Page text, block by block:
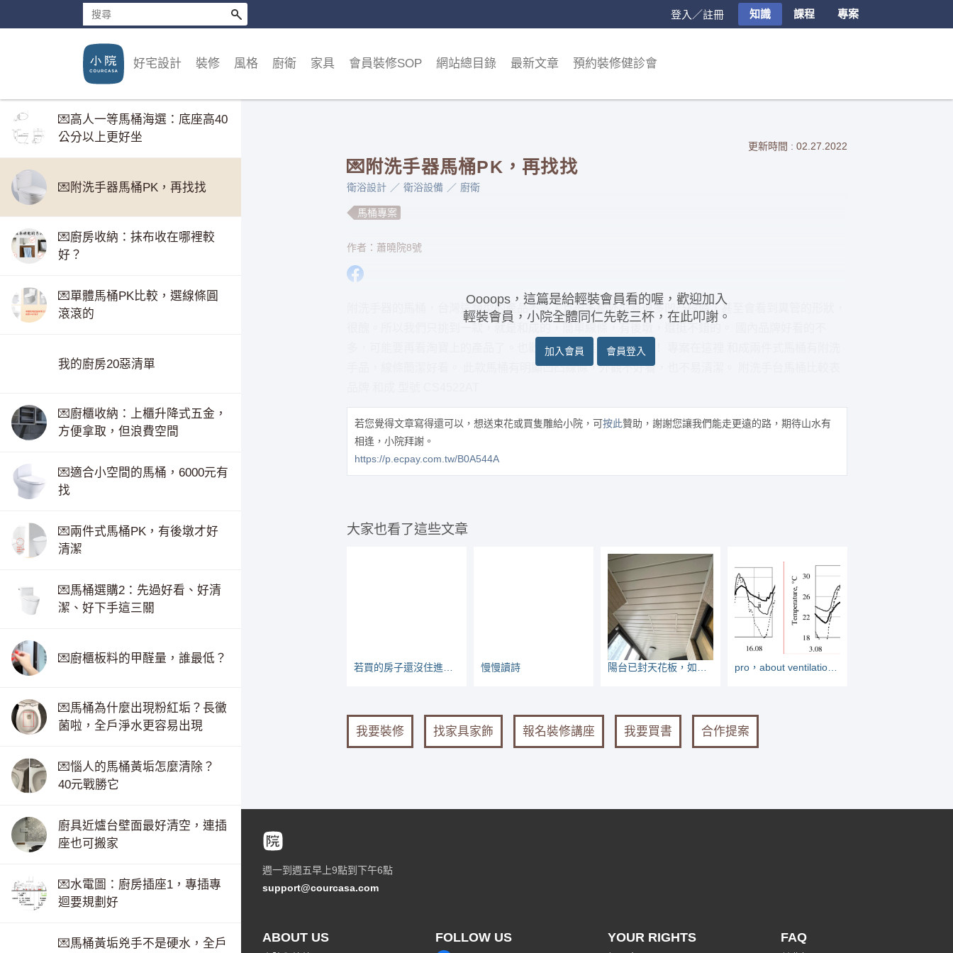
登入／註冊 知識 課程 專案
好宅設計 裝修 風格 廚衛 家具 會員裝修SOP 網站總目錄 最新文章 預約裝修健診會
馬桶釉料大比拼，便宜的也好清
香港會員開箱：廚房設計暖心分
💌高人一等馬桶海選：底座高40
公分以上更好坐
💌附洗手器馬桶PK，再找找
💌廚房收納：抺布收在哪裡較
好？
💌單體馬桶PK比較，選線條圓
滾滾的
我的廚房20惡清單
💌廚櫃收納：上櫃升降式五金，
方便拿取，但浪費空間
💌適合小空間的馬桶，6000元有
找
💌兩件式馬桶PK，有後墩才好
清潔
💌馬桶選購2：先過好看、好清
潔、好下手這三關
💌廚櫃板料的甲醛量，誰最低？
💌馬桶為什麼出現粉紅垢？長黴
菌啦，全戶淨水更容易出現
💌惱人的馬桶黃垢怎麼清除？
40元戰勝它
廚具近爐台壁面最好清空，連插
座也可搬家
💌水電圖：廚房插座1，專插專
迴要規劃好
💌馬桶黃垢兇手不是硬水，全戶
更新時間 : 02.27.2022
💌附洗手器馬桶PK，再找找
衛浴設計 衛浴設備 廚衛
馬桶專案
作者：蕭曉院8號
附洗手器的馬桶，台灣這類型的產品不多，且很多都外型有很多凹凸線條，甚至會看到糞管的形狀，
多，可能要再看淘寶上的產品了。也歡迎會員們推薦給我們喔！ 專案在這裡 和成兩件式馬桶有附洗
手品，線條簡潔好看。 此款馬桶有明顯凹凸線條，外觀不好看，也不易清潔。 附洗手台馬桶比較表
Oooops，這篇是給輕裝會員看的喔，歡迎加入
輕裝會員，小院全體同仁先乾三杯，在此叩謝。
加入會員 會員登入
若您覺得文章寫得還可以，想送束花或買隻雕給小院，可按此贊助，謝謝您讓我們能走更遠的路，期待山水有
相逢，小院拜謝。
https://p.ecpay.com.tw/B0A544A
大家也看了這些文章
若買的房子還沒住進去，怎麼知道CO2會不會超標？ 慢慢讀詩 pro，about ventilation strategies
我要裝修 找家具家飾 報名裝修講座 我要買書 合作提案
週一到週五早上9點到下午6點
support@courcasa.com
ABOUT US FOLLOW US YOUR RIGHTS FAQ